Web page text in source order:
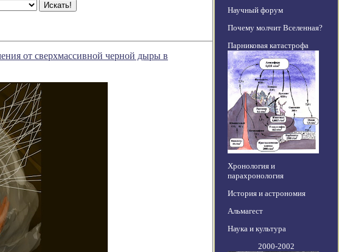
от сверхмассивной черной дыры в
Научный форум
Почему молчит Вселенная?
Парниковая катастрофа
Хронология и
парахронология
История и астрономия
Альмагест
Наука и культура
2000-2002